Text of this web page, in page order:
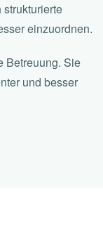
einzuordnen.
Betreuung. Sie
und besser